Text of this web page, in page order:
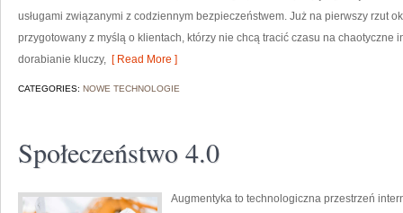
usługami związanymi z codziennym bezpieczeństwem. Już na pierwszy rzut
przygotowany z myślą o klientach, którzy nie chcą tracić czasu na chaotyczne
dorabianie kluczy, [ Read More ]
CATEGORIES: NOWE TECHNOLOGIE
Społeczeństwo 4.0
Augmentyka to technologiczna przestrzeń